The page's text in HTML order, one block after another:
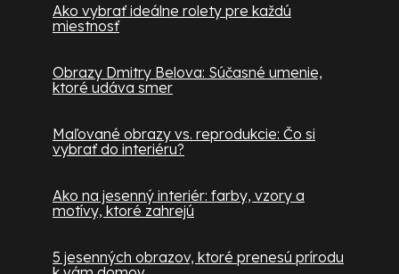
Ako vybrať ideálne rolety pre každú
miestnosť
Obrazy Dmitry Belova: Súčasné umenie,
ktoré udáva smer
Maľované obrazy vs. reprodukcie: Čo si
vybrať do interiéru?
Ako na jesenný interiér: farby, vzory a
motívy, ktoré zahrejú
5 jesenných obrazov, ktoré prenesú prírodu